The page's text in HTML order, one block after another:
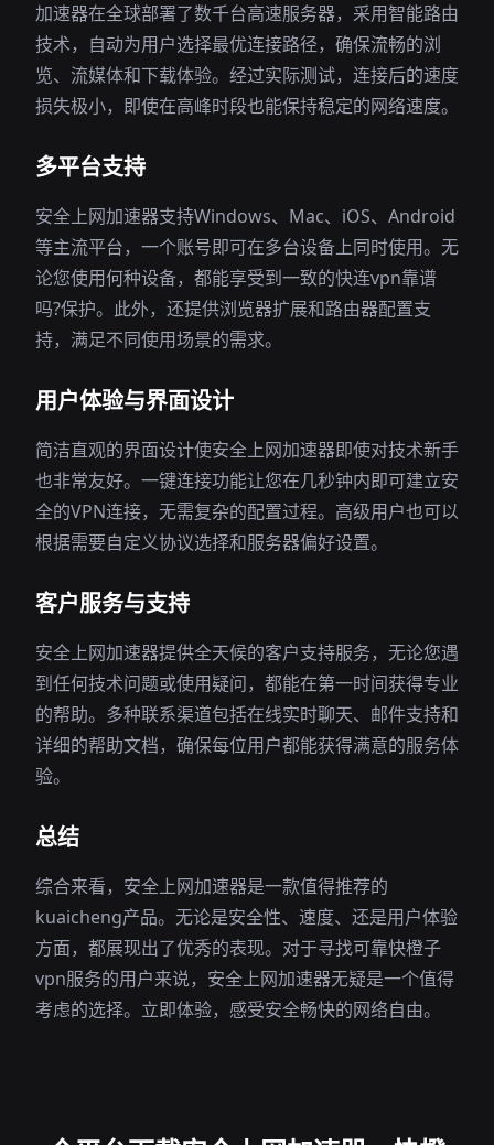
加速器在全球部署了数千台高速服务器，采用智能路由
技术，自动为用户选择最优连接路径，确保流畅的浏
览、流媒体和下载体验。经过实际测试，连接后的速度
损失极小，即使在高峰时段也能保持稳定的网络速度。
多平台支持
安全上网加速器支持Windows、Mac、iOS、Android
等主流平台，一个账号即可在多台设备上同时使用。无
论您使用何种设备，都能享受到一致的快连vpn靠谱
吗?保护。此外，还提供浏览器扩展和路由器配置支
持，满足不同使用场景的需求。
用户体验与界面设计
简洁直观的界面设计使安全上网加速器即使对技术新手
也非常友好。一键连接功能让您在几秒钟内即可建立安
全的VPN连接，无需复杂的配置过程。高级用户也可以
根据需要自定义协议选择和服务器偏好设置。
客户服务与支持
安全上网加速器提供全天候的客户支持服务，无论您遇
到任何技术问题或使用疑问，都能在第一时间获得专业
的帮助。多种联系渠道包括在线实时聊天、邮件支持和
详细的帮助文档，确保每位用户都能获得满意的服务体
验。
总结
综合来看，安全上网加速器是一款值得推荐的
kuaicheng产品。无论是安全性、速度、还是用户体验
方面，都展现出了优秀的表现。对于寻找可靠快橙子
vpn服务的用户来说，安全上网加速器无疑是一个值得
考虑的选择。立即体验，感受安全畅快的网络自由。